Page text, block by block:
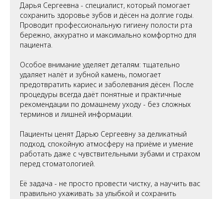
Дарья Сергеевна - специалист, который помогает
сохранить здоровье зубов и дёсен на долгие годы.
Проводит профессиональную гигиену полости рта
бережно, аккуратно и максимально комфортно для
пациента.
Особое внимание уделяет деталям: тщательно
удаляет налёт и зубной камень, помогает
предотвратить кариес и заболевания дёсен. После
процедуры всегда даёт понятные и практичные
рекомендации по домашнему уходу - без сложных
терминов и лишней информации.
Пациенты ценят Дарью Сергеевну за деликатный
подход, спокойную атмосферу на приёме и умение
работать даже с чувствительными зубами и страхом
перед стоматологией.
Её задача - не просто провести чистку, а научить вас
правильно ухаживать за улыбкой и сохранить